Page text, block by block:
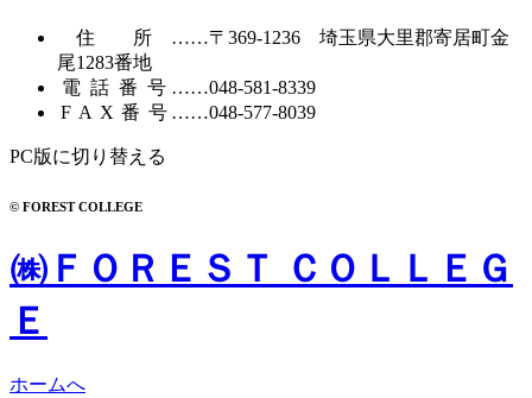
住所……〒369-1236 埼玉県大里郡寄居町金
尾1283番地
電話番号……048-581-8339
FAX番号……048-577-8039
PC版に切り替える
© FOREST COLLEGE
㈱ＦＯＲＥＳＴ ＣＯＬＬＥＧ
Ｅ
ホームへ